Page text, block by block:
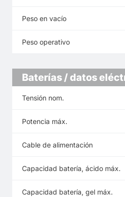
Peso en vacío
Peso operativo
Baterías / datos
Tensión nom.
Potencia máx.
Cable de alimentación
Capacidad batería, ácido máx.
Capacidad batería, gel máx.